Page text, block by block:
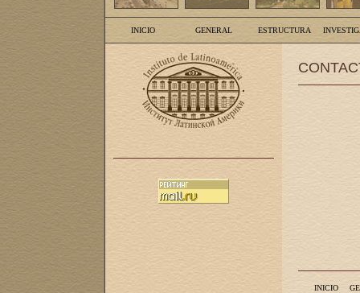
INICIO GENERAL ESTRUCTURA
INICIO